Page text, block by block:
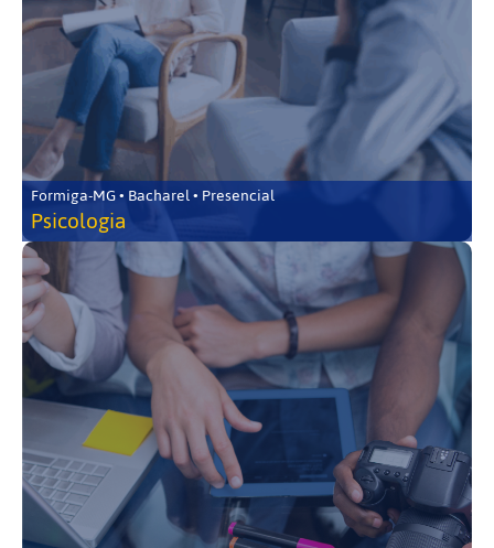
Formiga-MG • Bacharel • Presencial
Psicologia